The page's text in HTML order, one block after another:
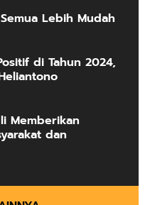
Lebih Mudah
di Tahun 2024,
Memberikan
dan